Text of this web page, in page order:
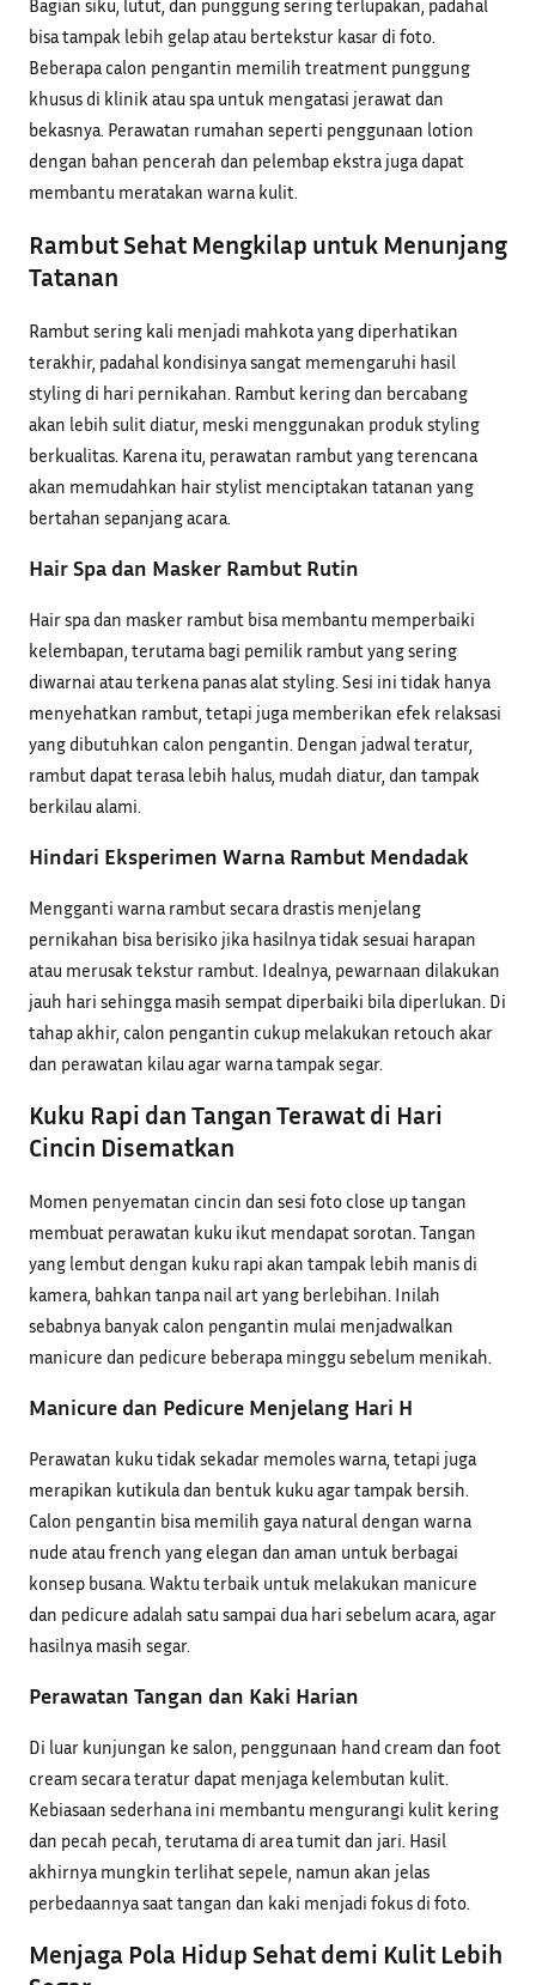
Bagian siku, lutut, dan punggung sering terlupakan, padahal
bisa tampak lebih gelap atau bertekstur kasar di foto.
Beberapa calon pengantin memilih treatment punggung
khusus di klinik atau spa untuk mengatasi jerawat dan
bekasnya. Perawatan rumahan seperti penggunaan lotion
dengan bahan pencerah dan pelembap ekstra juga dapat
membantu meratakan warna kulit.
Rambut Sehat Mengkilap untuk Menunjang
Tatanan
Rambut sering kali menjadi mahkota yang diperhatikan
terakhir, padahal kondisinya sangat memengaruhi hasil
styling di hari pernikahan. Rambut kering dan bercabang
akan lebih sulit diatur, meski menggunakan produk styling
berkualitas. Karena itu, perawatan rambut yang terencana
akan memudahkan hair stylist menciptakan tatanan yang
bertahan sepanjang acara.
Hair Spa dan Masker Rambut Rutin
Hair spa dan masker rambut bisa membantu memperbaiki
kelembapan, terutama bagi pemilik rambut yang sering
diwarnai atau terkena panas alat styling. Sesi ini tidak hanya
menyehatkan rambut, tetapi juga memberikan efek relaksasi
yang dibutuhkan calon pengantin. Dengan jadwal teratur,
rambut dapat terasa lebih halus, mudah diatur, dan tampak
berkilau alami.
Hindari Eksperimen Warna Rambut Mendadak
Mengganti warna rambut secara drastis menjelang
pernikahan bisa berisiko jika hasilnya tidak sesuai harapan
atau merusak tekstur rambut. Idealnya, pewarnaan dilakukan
jauh hari sehingga masih sempat diperbaiki bila diperlukan. Di
tahap akhir, calon pengantin cukup melakukan retouch akar
dan perawatan kilau agar warna tampak segar.
Kuku Rapi dan Tangan Terawat di Hari
Cincin Disematkan
Momen penyematan cincin dan sesi foto close up tangan
membuat perawatan kuku ikut mendapat sorotan. Tangan
yang lembut dengan kuku rapi akan tampak lebih manis di
kamera, bahkan tanpa nail art yang berlebihan. Inilah
sebabnya banyak calon pengantin mulai menjadwalkan
manicure dan pedicure beberapa minggu sebelum menikah.
Manicure dan Pedicure Menjelang Hari H
Perawatan kuku tidak sekadar memoles warna, tetapi juga
merapikan kutikula dan bentuk kuku agar tampak bersih.
Calon pengantin bisa memilih gaya natural dengan warna
nude atau french yang elegan dan aman untuk berbagai
konsep busana. Waktu terbaik untuk melakukan manicure
dan pedicure adalah satu sampai dua hari sebelum acara, agar
hasilnya masih segar.
Perawatan Tangan dan Kaki Harian
Di luar kunjungan ke salon, penggunaan hand cream dan foot
cream secara teratur dapat menjaga kelembutan kulit.
Kebiasaan sederhana ini membantu mengurangi kulit kering
dan pecah pecah, terutama di area tumit dan jari. Hasil
akhirnya mungkin terlihat sepele, namun akan jelas
perbedaannya saat tangan dan kaki menjadi fokus di foto.
Menjaga Pola Hidup Sehat demi Kulit Lebih